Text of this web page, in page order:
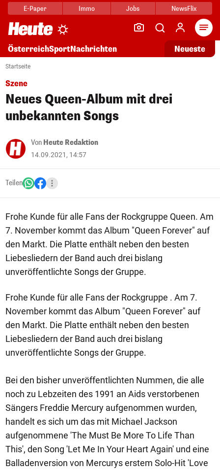
E-Paper Immo Jobs NewsFlix
ÖsterreichSportNachrichten Neueste
Startseite
Szene
Neues Queen-Album mit drei
unbekannten Songs
Von Heute Redaktion
14.09.2021, 14:57
Teilen
Frohe Kunde für alle Fans der Rockgruppe Queen. Am
7. November kommt das Album "Queen Forever" auf
den Markt. Die Platte enthält neben den besten
Liebesliedern der Band auch drei bislang
unveröffentlichte Songs der Gruppe.
Frohe Kunde für alle Fans der Rockgruppe . Am 7.
November kommt das Album "Queen Forever" auf
den Markt. Die Platte enthält neben den besten
Liebesliedern der Band auch drei bislang
unveröffentlichte Songs der Gruppe.
Bei den bisher unveröffentlichten Nummen, die alle
noch zu Lebzeiten des 1991 an Aids verstorbenen
Sängers Freddie Mercury aufgenommen wurden,
handelt es sich um das mit Michael Jackson
aufgenommene 'The Must Be More To Life Than
This', den Song 'Let Me In Your Heart Again' und eine
Balladenversion von Mercurys erstem Solo-Hit 'Love